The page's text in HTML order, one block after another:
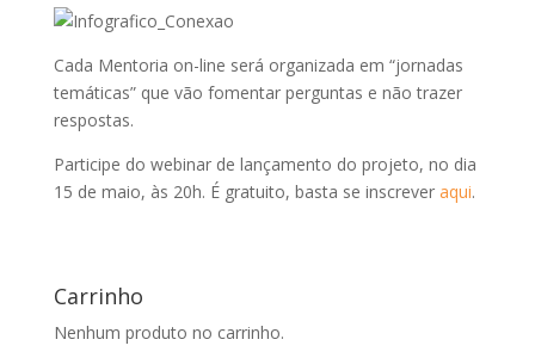
Cada Mentoria on-line será organizada em “jornadas
temáticas” que vão fomentar perguntas e não trazer
respostas.
Participe do webinar de lançamento do projeto, no dia
15 de maio, às 20h. É gratuito, basta se inscrever aqui.
Carrinho
Nenhum produto no carrinho.